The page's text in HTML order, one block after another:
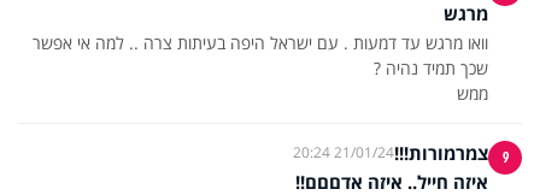
מרגש
וואו מרגש עד דמעות . עם ישראל היפה בעיתות צרה .. למה אי אפשר
ממש
9 צמרמורות!!!21/01/24 20:24
איזה חייל.. איזה אדםםם!!